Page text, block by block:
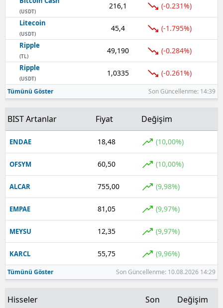
(USDT)
216,1 (-0.231%)
Litecoin
(USDT)
45,4 (-1.795%)
Ripple
(TL)
49,190 (-0.284%)
Ripple
(USDT)
1,0335 (-0.261%)
Tümünü Göster Son Güncellenme: 14:39
BIST Artanlar Fiyat Değişim
ENDAE 18,48 (10,00%)
OFSYM 60,50 (10,00%)
ALCAR 755,00 (9,98%)
EMPAE 81,05 (9,97%)
MEYSU 12,35 (9,97%)
KARCL 55,75 (9,96%)
Tümünü Göster Son Güncellenme: 10.08.2026 14:29
Hisseler Son Değişim